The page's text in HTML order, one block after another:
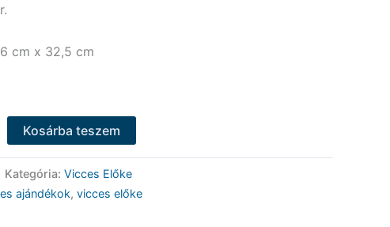
cm x 32,5 cm
Kosárba teszem
Kategória: Vicces Előke
ajándékok, vicces előke